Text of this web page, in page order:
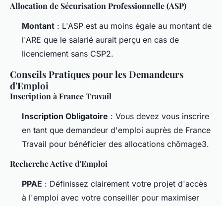
Allocation de Sécurisation Professionnelle (ASP)
Montant : L'ASP est au moins égale au montant de
l'ARE que le salarié aurait perçu en cas de
licenciement sans CSP2.
Conseils Pratiques pour les Demandeurs
d'Emploi
Inscription à France Travail
Inscription Obligatoire : Vous devez vous inscrire
en tant que demandeur d'emploi auprès de France
Travail pour bénéficier des allocations chômage3.
Recherche Active d'Emploi
PPAE : Définissez clairement votre projet d'accès
à l'emploi avec votre conseiller pour maximiser